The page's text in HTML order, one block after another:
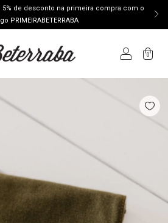
5% de desconto na primeira compra com o
PRIMEIRABETERRABA
0